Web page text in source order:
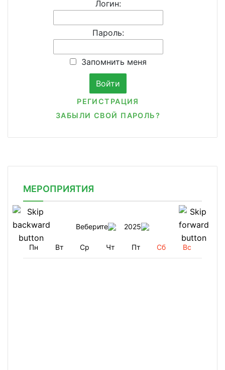
Логин:
Пароль:
Запомнить меня
РЕГИСТРАЦИЯ
ЗАБЫЛИ СВОЙ ПАРОЛЬ?
МЕРОПРИЯТИЯ
Веберите 2025
Пн Вт Ср Чт Пт Сб Вс